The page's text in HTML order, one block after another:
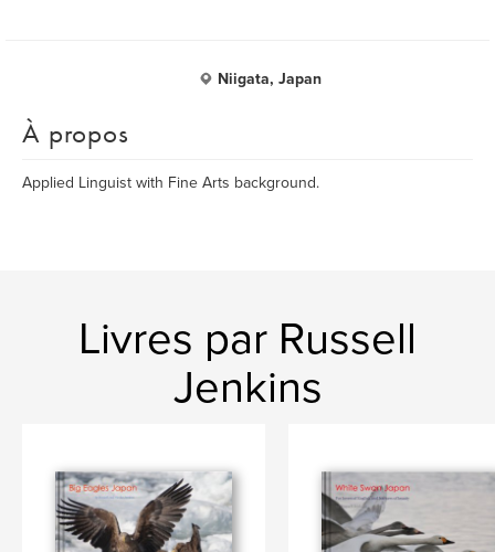
Niigata, Japan
À propos
Applied Linguist with Fine Arts background.
Livres par Russell
Jenkins